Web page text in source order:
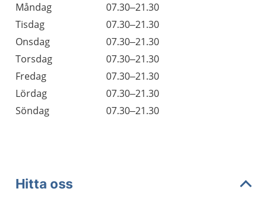
Dag
Öppettider
Kommentarer
Måndag
07.30–21.30
Tisdag
07.30–21.30
Onsdag
07.30–21.30
Torsdag
07.30–21.30
Fredag
07.30–21.30
Lördag
07.30–21.30
Söndag
07.30–21.30
Hitta oss